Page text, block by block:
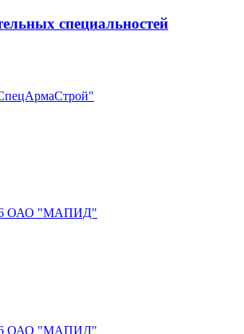
специальностей
ОАО "МАПИД"
ОАО "МАПИД"